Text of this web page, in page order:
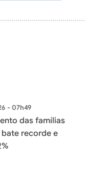
- 07h49
das famílias
recorde e